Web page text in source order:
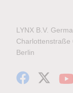
LYNX B.V.
Charlottenstraße
Berlin